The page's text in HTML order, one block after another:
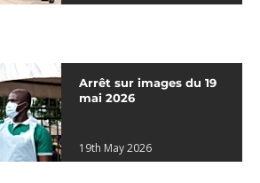
Arrêt sur images du 19
mai 2026
19th May 2026